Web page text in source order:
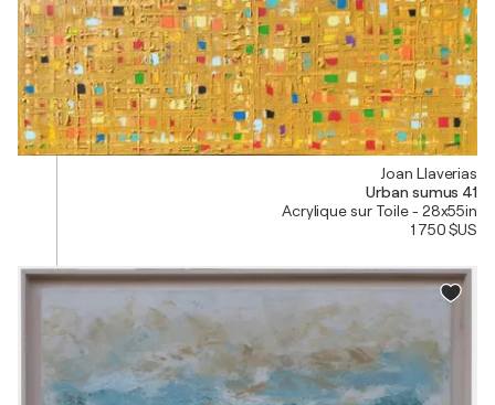
Joan Llaverias
Urban sumus 41
Acrylique sur Toile - 28x55in
1 750 $US